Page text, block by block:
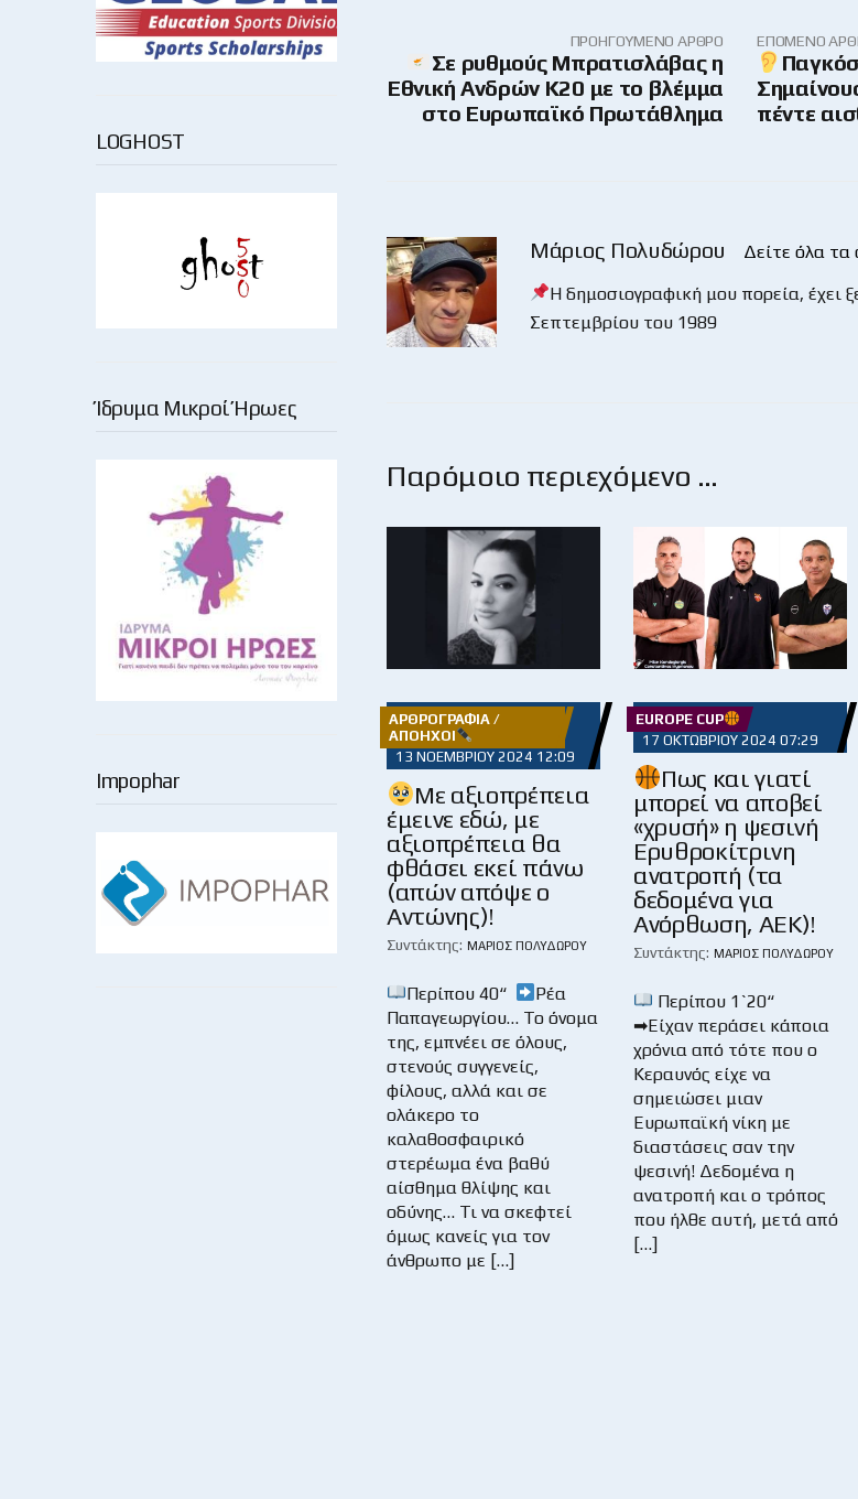
LOGHOST
Ίδρυμα Μικροί Ήρωες
Impophar
ΠΡΟΗΓΟΎΜΕΝΟ ΆΡΘΡΟ
Σε ρυθμούς Μπρατισλάβας η
Εθνική Ανδρών Κ20 με το βλέμμα
στο Ευρωπαϊκό Πρωτάθλημα
ΕΠΌΜΕΝΟ
πέντε
Μάριος Πολυδώρου
Δείτε όλα τα
Η δημοσιογραφική μου πορεία, έχει
Σεπτεμβρίου του 1989
Παρόμοιο περιεχόμενο …
ΑΡΘΡΟΓΡΑΦΊΑ /
ΑΠΌΗΧΟΙ
13 ΝΟΕΜΒΡΊΟΥ 2024 12:09
Με αξιοπρέπεια
έμεινε εδώ, με
αξιοπρέπεια θα
φθάσει εκεί πάνω
(απών απόψε ο
Αντώνης)!
Συντάκτης: ΜΆΡΙΟΣ ΠΟΛΥΔΏΡΟΥ
Περίπου 40“
Ρέα
Παπαγεωργίου… Το όνομα
της, εμπνέει σε όλους,
στενούς συγγενείς,
φίλους, αλλά και σε
ολάκερο το
καλαθοσφαιρικό
στερέωμα ένα βαθύ
αίσθημα θλίψης και
οδύνης… Τι να σκεφτεί
όμως κανείς για τον
άνθρωπο με […]
EUROPE CUP
17 ΟΚΤΩΒΡΊΟΥ 2024 07:29
Πως και γιατί
μπορεί να αποβεί
«χρυσή» η ψεσινή
Ερυθροκίτρινη
ανατροπή (τα
δεδομένα για
Ανόρθωση, ΑΕΚ)!
Συντάκτης: ΜΆΡΙΟΣ ΠΟΛΥΔΏΡΟΥ
Περίπου 1`20“
➡Είχαν περάσει κάποια
χρόνια από τότε που ο
Κεραυνός είχε να
σημειώσει μιαν
Ευρωπαϊκή νίκη με
διαστάσεις σαν την
ψεσινή! Δεδομένα η
ανατροπή και ο τρόπος
που ήλθε αυτή, μετά από
[…]